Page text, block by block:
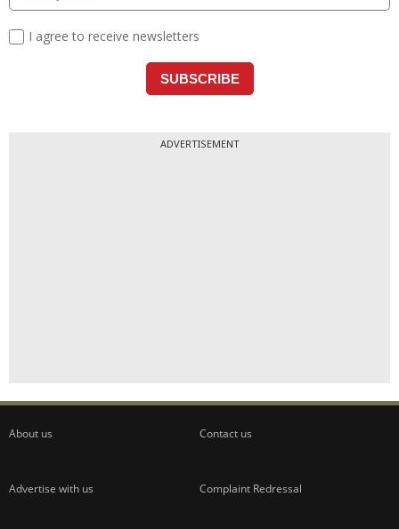
ADVERTISEMENT
About us Contact us
Advertise with us Complaint Redressal